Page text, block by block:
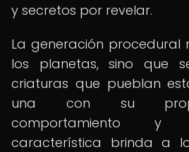
y secretos por revelar.
La generación procedural
los planetas, sino que
criaturas que pueblan
una con su
comportamiento y
característica brinda a